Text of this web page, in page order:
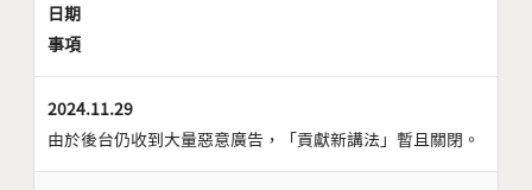
日期
事項
2024.11.29
由於後台仍收到大量惡意廣告，「貢獻新講法」暫且關閉。